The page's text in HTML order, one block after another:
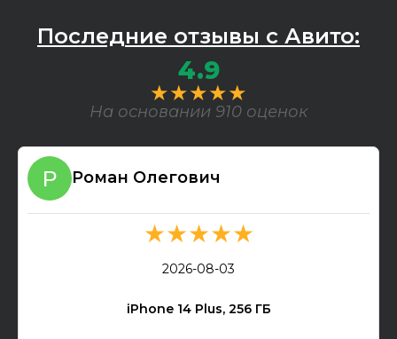
Последние отзывы с Авито:
4.9
★★★★★
На основании 910 оценок
Роман Олегович
★★★★★
2026-08-03
iPhone 14 Plus, 256 ГБ